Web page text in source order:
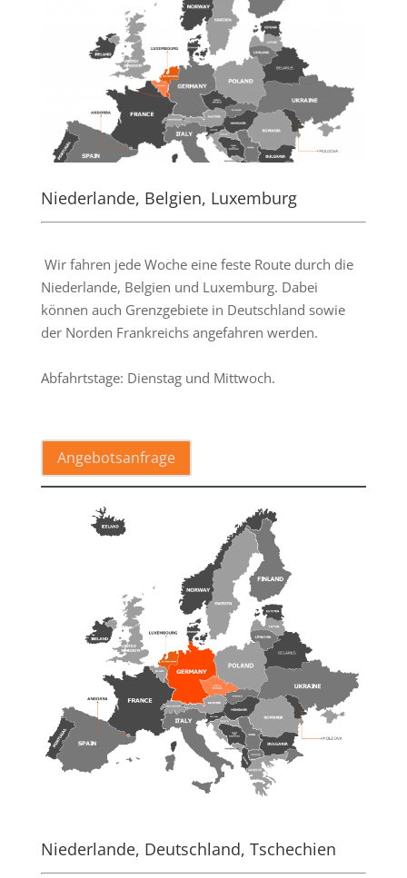
Niederlande, Belgien, Luxemburg
Wir fahren jede Woche eine feste Route durch die
Niederlande, Belgien und Luxemburg. Dabei
können auch Grenzgebiete in Deutschland sowie
der Norden Frankreichs angefahren werden.
Abfahrtstage: Dienstag und Mittwoch.
Angebotsanfrage
Niederlande, Deutschland, Tschechien